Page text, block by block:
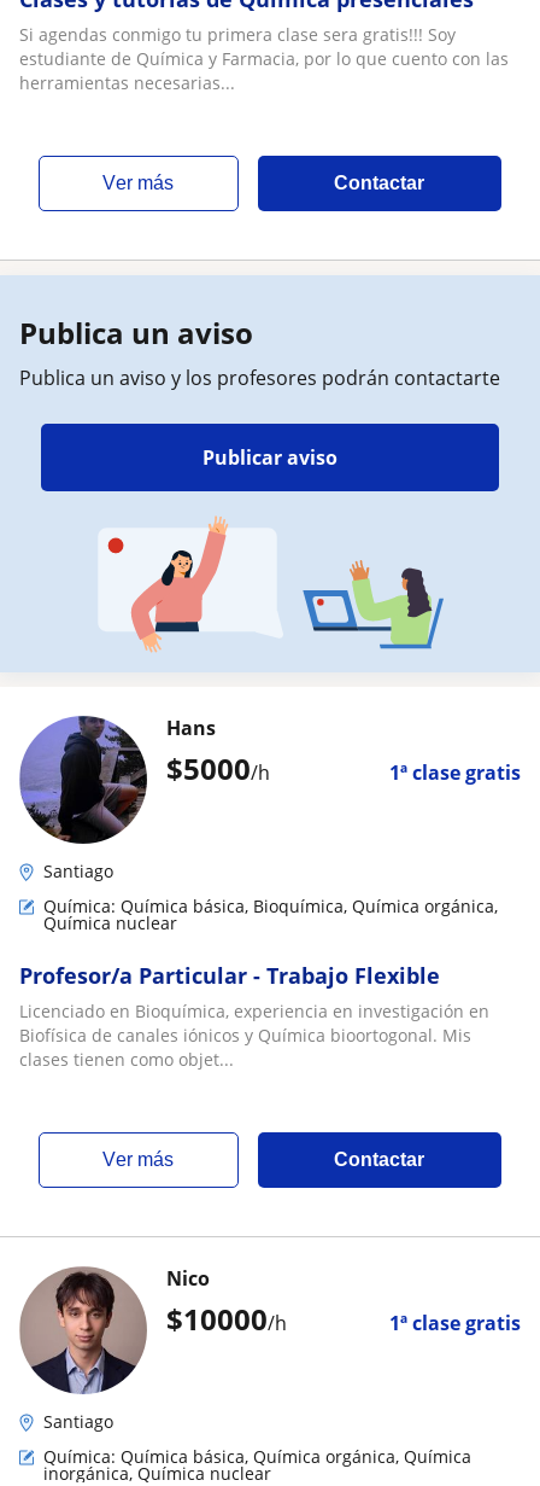
Si agendas conmigo tu primera clase sera gratis!!! Soy
estudiante de Química y Farmacia, por lo que cuento con las
herramientas necesarias...
ver más Contactar
Publica un aviso
Publica un aviso y los profesores podrán contactarte
Publicar aviso
$5000/h 1ª clase gratis
Hans
Santiago
Química: Química básica, Bioquímica, Química orgánica,
Química nuclear
Profesor/a Particular - Trabajo Flexible
Licenciado en Bioquímica, experiencia en investigación en
Biofísica de canales iónicos y Química bioortogonal. Mis
clases tienen como objet...
ver más Contactar
$10000/h 1ª clase gratis
Nico
Santiago
Química: Química básica, Química orgánica, Química
inorgánica, Química nuclear